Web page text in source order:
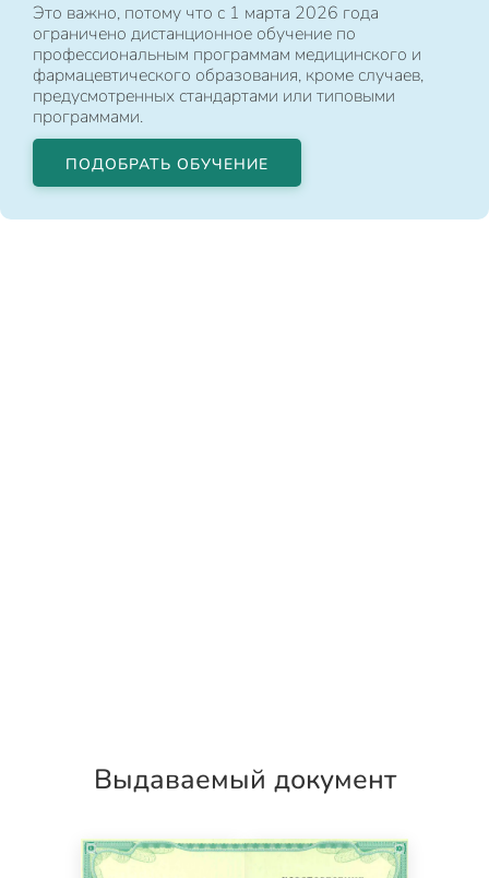
Это важно, потому что с 1 марта 2026 года
ограничено дистанционное обучение по
профессиональным программам медицинского и
фармацевтического образования, кроме случаев,
предусмотренных стандартами или типовыми
программами.
ПОДОБРАТЬ ОБУЧЕНИЕ
Выдаваемый документ